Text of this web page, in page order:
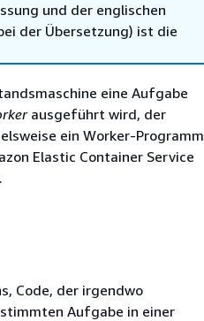
und der englischen
der Übersetzung) ist die
eine Aufgabe
ausgeführt wird, der
ein Worker-Programm
Elastic Container Service
Code, der irgendwo
Aufgabe in einer